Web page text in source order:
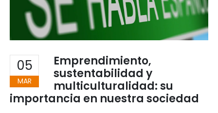
05
MAR
Emprendimiento,
sustentabilidad y
multiculturalidad: su
importancia en nuestra sociedad